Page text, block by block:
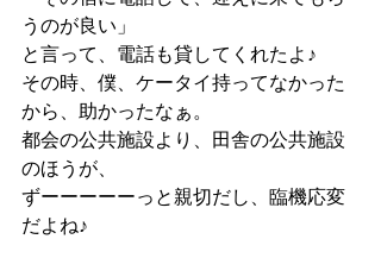
うのが良い」
と言って、電話も貸してくれたよ♪
その時、僕、ケータイ持ってなかった
から、助かったなぁ。
都会の公共施設より、田舎の公共施設
のほうが、
ずーーーーーっと親切だし、臨機応変
だよね♪